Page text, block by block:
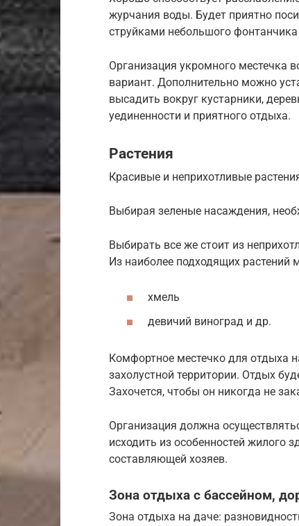
журчания воды. Будет приятно
струйками небольшого
Организация укромного местечка
вариант. Дополнительно можно
высадить вокруг кустарники,
уединенности и приятного отдыха.
Растения
Красивые и неприхотливые
Выбирая зеленые насаждения,
Выбирать все же стоит из
Из наиболее подходящих растений
хмель
девичий виноград и др.
Комфортное местечко для отдыха
захолустной территории. Отдых
Захочется, чтобы он никогда не
Организация должна
исходить из особенностей жилого
составляющей хозяев.
Зона отдыха с бассейном,
Зона отдыха на даче: